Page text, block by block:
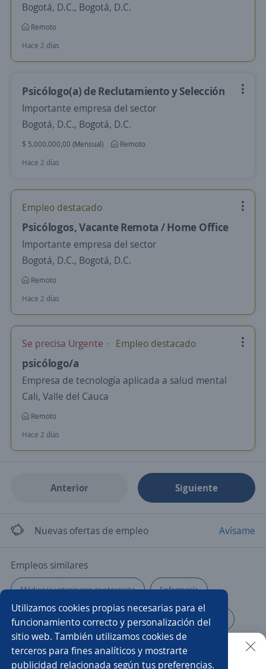
Utilizamos cookies propias necesarias para el
funcionamiento correcto y personalización del
sitio web. También utilizamos cookies de
terceros para fines analíticos y mostrarte
publicidad relacionada según tus preferencias.
Bogotá, D.C., Bogotá, D.C.
Remoto
Hace 2 días
Psicólogo(a) de Reclutamiento y Selección
Importante empresa del sector
Bogotá, D.C., Bogotá, D.C.
$ 5.000.000,00 (Mensual)
Remoto
Hace 2 días
Empleo destacado
Psicólogos, Vacante Remota / Home Office
Importante empresa del sector
Bogotá, D.C., Bogotá, D.C.
Remoto
Hace 2 días
Se precisa Urgente Empleo destacado
psicólogo/a
Empresa de tecnología aplicada a salud mental
Cali, Valle del Cauca
Remoto
Hace 2 días
Anterior Siguiente
Nuevas ofertas de empleo Avísame
Empleos similares
Médico/a veterinario zootecnista Enfermería
Auxiliar de cobranza Especialista Enfermero/a
Paramédico/a Asesor/a comercial freelance
Buscar es más fácil en la app